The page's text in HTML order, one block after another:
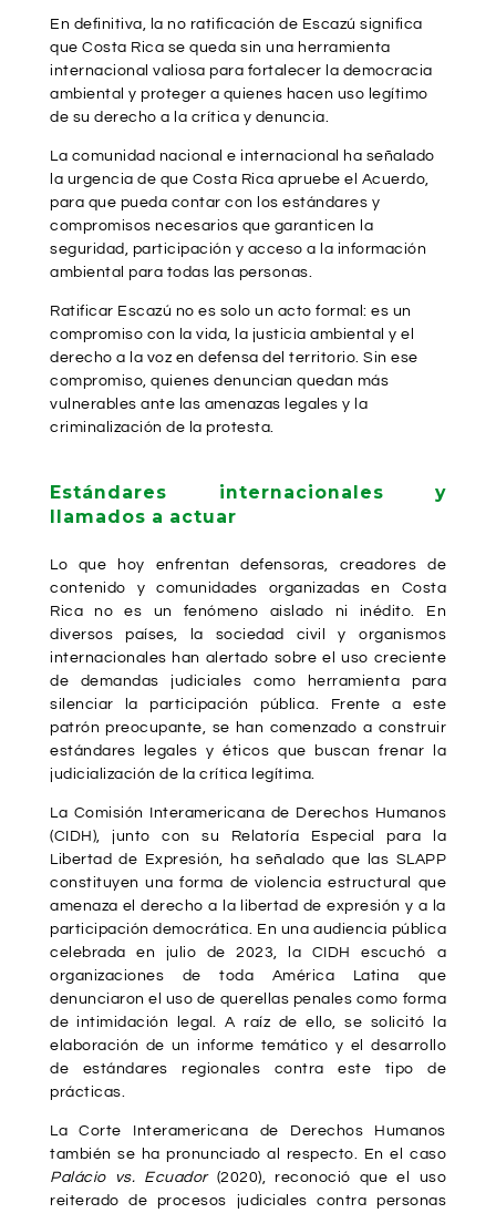
En definitiva, la no ratificación de Escazú significa
que Costa Rica se queda sin una herramienta
internacional valiosa para fortalecer la democracia
ambiental y proteger a quienes hacen uso legítimo
de su derecho a la crítica y denuncia.
La comunidad nacional e internacional ha señalado
la urgencia de que Costa Rica apruebe el Acuerdo,
para que pueda contar con los estándares y
compromisos necesarios que garanticen la
seguridad, participación y acceso a la información
ambiental para todas las personas.
Ratificar Escazú no es solo un acto formal: es un
compromiso con la vida, la justicia ambiental y el
derecho a la voz en defensa del territorio. Sin ese
compromiso, quienes denuncian quedan más
vulnerables ante las amenazas legales y la
criminalización de la protesta.
Estándares internacionales y
llamados a actuar
Lo que hoy enfrentan defensoras, creadores de
contenido y comunidades organizadas en Costa
Rica no es un fenómeno aislado ni inédito. En
diversos países, la sociedad civil y organismos
internacionales han alertado sobre el uso creciente
de demandas judiciales como herramienta para
silenciar la participación pública. Frente a este
patrón preocupante, se han comenzado a construir
estándares legales y éticos que buscan frenar la
judicialización de la crítica legítima.
La Comisión Interamericana de Derechos Humanos
(CIDH), junto con su Relatoría Especial para la
Libertad de Expresión, ha señalado que las SLAPP
constituyen una forma de violencia estructural que
amenaza el derecho a la libertad de expresión y a la
participación democrática. En una audiencia pública
celebrada en julio de 2023, la CIDH escuchó a
organizaciones de toda América Latina que
denunciaron el uso de querellas penales como forma
de intimidación legal. A raíz de ello, se solicitó la
elaboración de un informe temático y el desarrollo
de estándares regionales contra este tipo de
prácticas.
La Corte Interamericana de Derechos Humanos
también se ha pronunciado al respecto. En el caso
Palácio vs. Ecuador(2020), reconoció que el uso
reiterado de procesos judiciales contra personas